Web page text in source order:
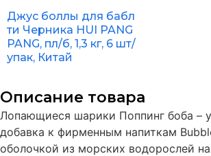
Джус боллы для бабл
ти Черника HUI PANG
PANG, пл/б, 1,3 кг, 6 шт/
упак, Китай
Описание товара
Лопающиеся шарики Поппинг боба –
добавка к фирменным напиткам
оболочкой из морских водорослей